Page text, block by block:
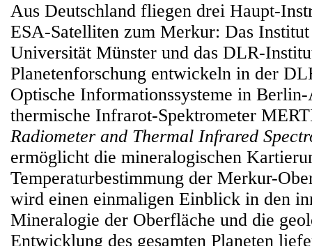
Aus Deutschland fliegen drei Haupt-
ESA-Satelliten zum Merkur: Das
Universität Münster und das DLR-
Planetenforschung entwickeln in der
Optische Informationssysteme in
thermische Infrarot-Spektrometer
Radiometer and Thermal Infrared
ermöglicht die mineralogischen
Temperaturbestimmung der Merkur-
wird einen einmaligen Einblick in den
Mineralogie der Oberfläche und die
Entwicklung des gesamten Planeten